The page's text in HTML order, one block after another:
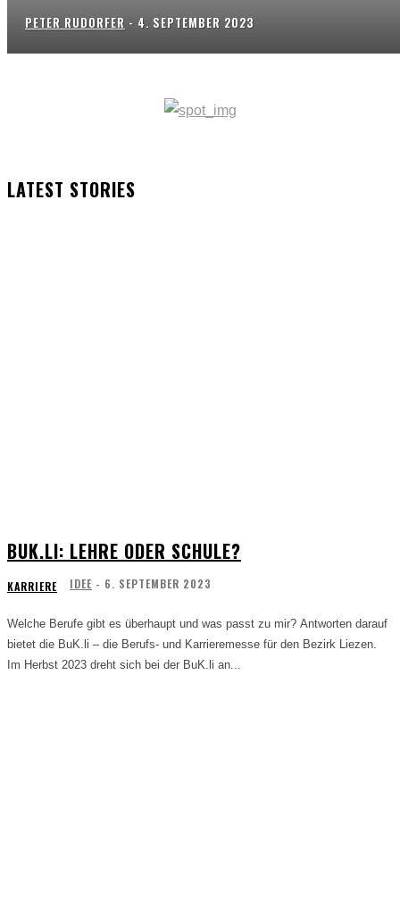
PETER RUDORFER - 4. SEPTEMBER 2023
LATEST STORIES
BUK.LI: LEHRE ODER SCHULE?
KARRIERE IDEE - 6. SEPTEMBER 2023
Welche Berufe gibt es überhaupt und was passt zu mir? Antworten darauf
bietet die BuK.li – die Berufs- und Karrieremesse für den Bezirk Liezen.
Im Herbst 2023 dreht sich bei der BuK.li an...